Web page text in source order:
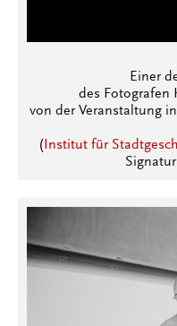
Einer
des Fotografen
von der Veranstaltung
( Institut für